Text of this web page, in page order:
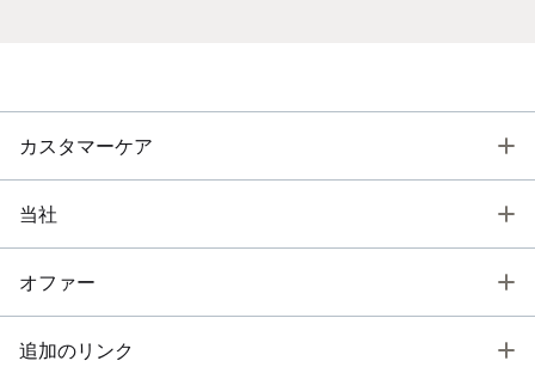
カスタマーケア
当社
オファー
追加のリンク